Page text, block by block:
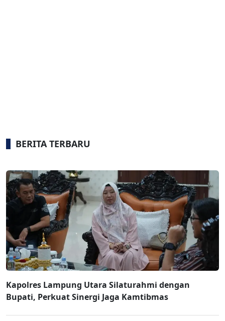
BERITA TERBARU
Kapolres Lampung Utara Silaturahmi dengan
Bupati, Perkuat Sinergi Jaga Kamtibmas